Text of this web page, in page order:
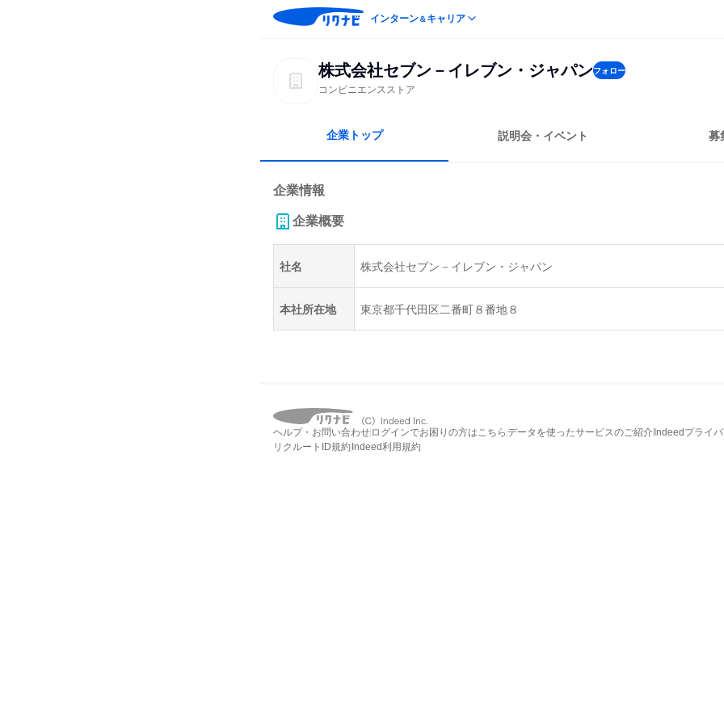
インターン＆キャリア
株式会社セブン－イレブン・ジャパンフォロー
コンビニエンスストア
企業トップ 説明会・イベント 募
企業情報
企業概要
社名 株式会社セブン－イレブン・ジャパン
本社所在地 東京都千代田区二番町８番地８
ヘルプ・お問い合わせ ログインでお困りの方はこちら データを使ったサービスのご紹介 Indeedプライ
リクルートID規約 Indeed利用規約